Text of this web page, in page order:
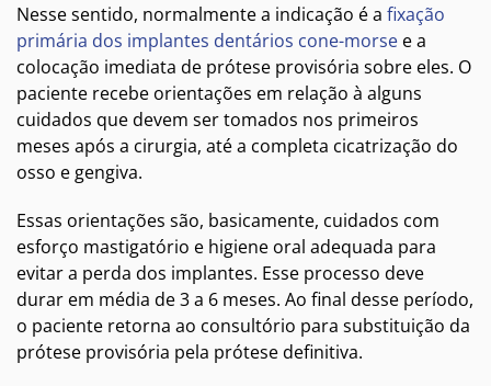
Nesse sentido, normalmente a indicação é a fixação
primária dos implantes dentários cone-morse e a
colocação imediata de prótese provisória sobre eles. O
paciente recebe orientações em relação à alguns
cuidados que devem ser tomados nos primeiros
meses após a cirurgia, até a completa cicatrização do
osso e gengiva.
Essas orientações são, basicamente, cuidados com
esforço mastigatório e higiene oral adequada para
evitar a perda dos implantes. Esse processo deve
durar em média de 3 a 6 meses. Ao final desse período,
o paciente retorna ao consultório para substituição da
prótese provisória pela prótese definitiva.